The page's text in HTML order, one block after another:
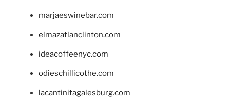
marjaeswinebar.com
elmazatlanclinton.com
ideacoffeenyc.com
odieschillicothe.com
lacantinitagalesburg.com